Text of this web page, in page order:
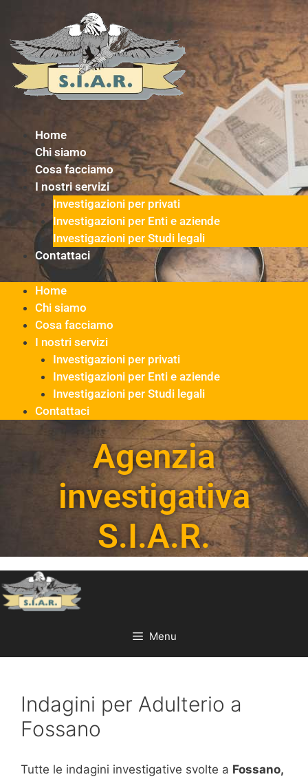
contenuto
Home
Chi siamo
Cosa facciamo
I nostri servizi
Investigazioni per privati
Investigazioni per Enti e aziende
Investigazioni per Studi legali
Contattaci
Home
Chi siamo
Cosa facciamo
I nostri servizi
Investigazioni per privati
Investigazioni per Enti e aziende
Investigazioni per Studi legali
Contattaci
Agenzia
investigativa
S.I.A.R.
Menu
Indagini per Adulterio a
Fossano
Tutte le indagini investigative svolte a Fossano,